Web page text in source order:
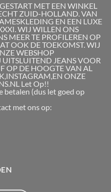
MET EEN WINKEL
ZUID-HOLLAND. VAN
EN EEN LUXE
WIJ WILLEN ONS
MEER TE PROFILEREN OP
OOK DE TOEKOMST. WIJ
WEBSHOP
JEANS VOOR
OP DE HOOGTE VAN AL
ONZE
Let Op!!
betalen (dus let goed op
met ons op: